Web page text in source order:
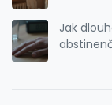
Jak